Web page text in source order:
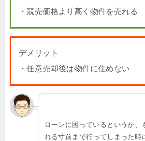
・競売価格より高く物件を売れる
デメリット
・任意売却後は物件に住めない
ローンに困っているというか、
れる寸前まで行ってしまった時